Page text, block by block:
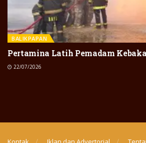
BALIKPAPAN
Pertamina Latih Pemadam
22/07/2026